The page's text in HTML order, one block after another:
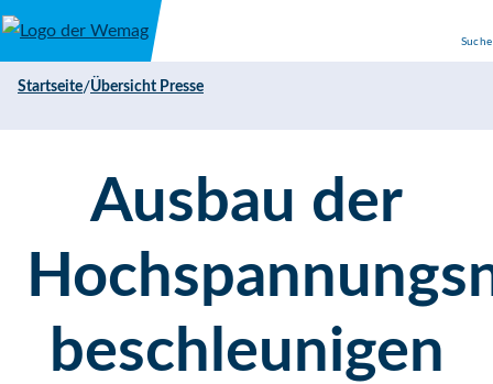
Direkt zum Inhalt
Suche
Startseite/Übersicht Presse
Ausbau der
beschleunigen